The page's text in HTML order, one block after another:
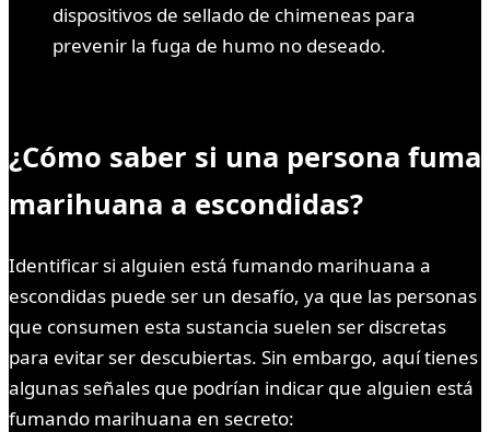
dispositivos de sellado de chimeneas para
prevenir la fuga de humo no deseado.
¿Cómo saber si una persona fuma
marihuana a escondidas?
Identificar si alguien está fumando marihuana a
escondidas puede ser un desafío, ya que las personas
que consumen esta sustancia suelen ser discretas
para evitar ser descubiertas. Sin embargo, aquí tienes
algunas señales que podrían indicar que alguien está
fumando marihuana en secreto: